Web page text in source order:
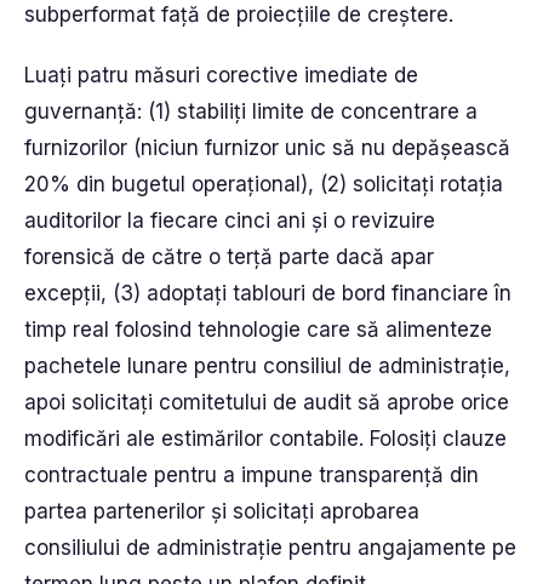
subperformat față de proiecțiile de creștere.
Luați patru măsuri corective imediate de
guvernanță: (1) stabiliți limite de concentrare a
furnizorilor (niciun furnizor unic să nu depășească
20% din bugetul operațional), (2) solicitați rotația
auditorilor la fiecare cinci ani și o revizuire
forensică de către o terță parte dacă apar
excepții, (3) adoptați tablouri de bord financiare în
timp real folosind tehnologie care să alimenteze
pachetele lunare pentru consiliul de administrație,
apoi solicitați comitetului de audit să aprobe orice
modificări ale estimărilor contabile. Folosiți clauze
contractuale pentru a impune transparență din
partea partenerilor și solicitați aprobarea
consiliului de administrație pentru angajamente pe